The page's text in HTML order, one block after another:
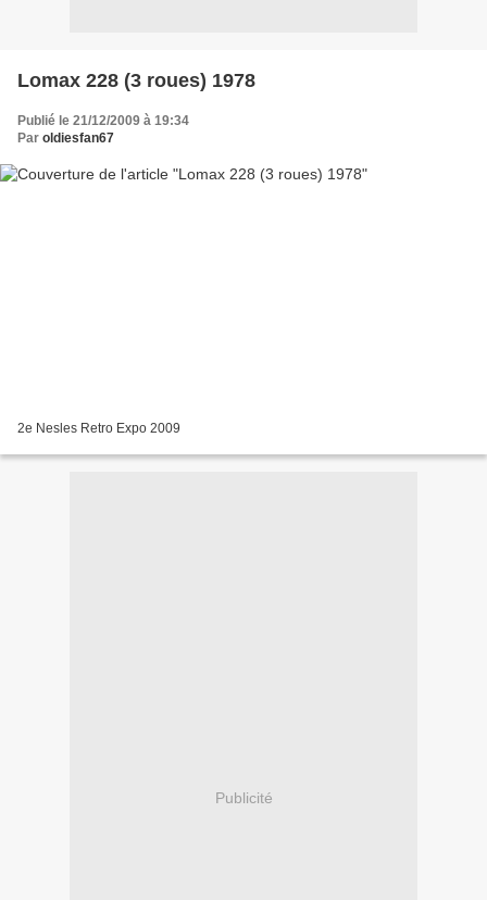
Lomax 228 (3 roues) 1978
Publié le 21/12/2009 à 19:34
Par oldiesfan67
2e Nesles Retro Expo 2009
Publicité